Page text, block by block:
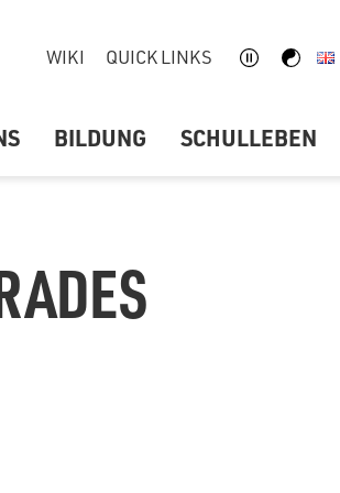
WIKI QUICK LINKS
BILDUNG SCHULLEBEN